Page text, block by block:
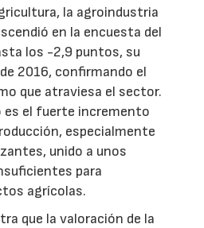
la agroindustria
en la encuesta del
los -2,9 puntos, su
2016, confirmando el
que atraviesa el sector.
es el fuerte incremento
especialmente
unido a unos
para
agrícolas.
que la valoración de la